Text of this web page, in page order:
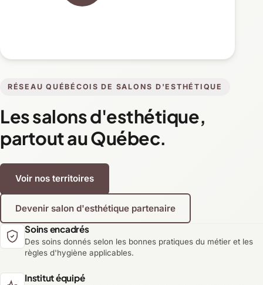
RÉSEAU QUÉBÉCOIS DE SALONS D'ESTHÉTIQUE
Les salons d'esthétique,
partout au Québec.
Voir nos territoires
Devenir salon d'esthétique partenaire
Soins encadrés
Des soins donnés selon les bonnes pratiques du métier et les
règles d'hygiène applicables.
Institut équipé